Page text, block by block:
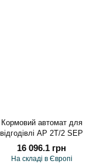
Кормовий автомат для
відгодівлі AP 2T/2 SEP
16 096.1 грн
На складі в Європі